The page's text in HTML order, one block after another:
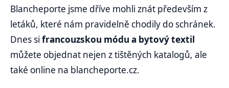
Blancheporte jsme dříve mohli znát především z
letáků, které nám pravidelně chodily do schránek.
Dnes si francouzskou módu a bytový textil
můžete objednat nejen z tištěných katalogů, ale
také online na blancheporte.cz.